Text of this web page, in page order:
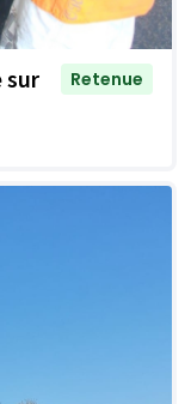
sur
Retenue